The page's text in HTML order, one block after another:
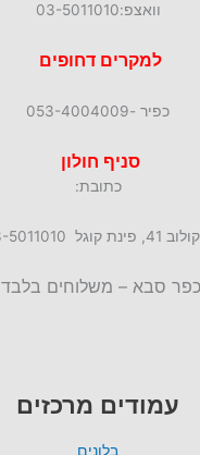
וואצפ:03-5011010
למקרים דחופים
כפיר -053-4004009
סניף חולון
כתובת:
פינת קוגל 03-5011010
כפר סבא – משלוחים בלבד
עמודים מרכזים
בלונים